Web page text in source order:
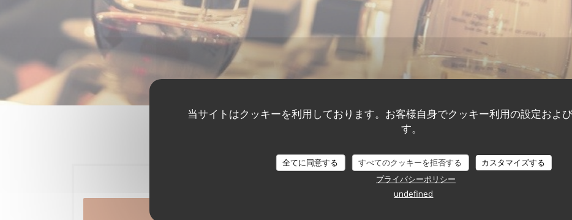
当サイトはクッキーを利用しております。お客様自身でクッキー利用の設定およ
す。
全てに同意する すべてのクッキーを拒否する
カスタマイズする
プライバシーポリシー
undefined
イベント